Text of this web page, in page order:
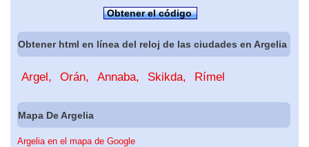
Obtener el código
Obtener html en línea del reloj de las ciudades en Argelia
Argel Orán Annaba Skikda Rímel
Mapa De Argelia
Argelia en el mapa de Google